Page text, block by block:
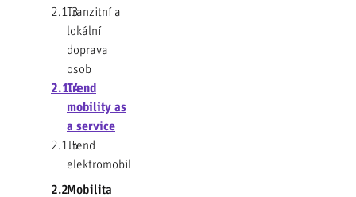
2.1.3Tranzitní a
lokální
doprava
osob
2.1.4Trend
mobility as
a service
2.1.5Trend
elektromobility
2.2Mobilita